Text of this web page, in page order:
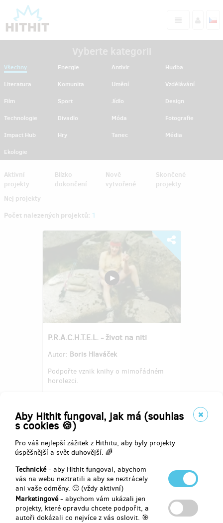
Aby Hithit fungoval, jak má (souhlas
s cookies 🍪)
Pro váš nejlepší zážitek z Hithitu, aby byly projekty
úspěšnější a svět duhovější. 🌈
Technické- aby Hithit fungoval, abychom
vás na webu neztratili a aby se neztrácely
ani vaše odměny. 🙂 (vždy aktivní)
Marketingové- abychom vám ukázali jen
projekty, které opravdu chcete podpořit, a
autoři dokázali co nejvíce z vás oslovit. 🎯
Všechny Energie Antivir
Hudba
Literatura
Komunita Umění
Vzdělávání
Film
Sport Jídlo
Design
Technologie
Divadlo Móda
Fotografie
Impact Hub
Hry Tanec
Média
Ekologie
Aktivní
projekty
Blízko
dokončení
Nově
vytvořené
Skončené
projekty
Nej projekty
Počet nalezených projektů: 1
P.R.A.C.H.T.E.L. - život na niti
Autor: Boris Hlaváček
Podpořte vznik knihy o mimořádném
horolezci.
Vybráno
113 660 Kčz100 000 Kč
113% Úspěšně dokončený